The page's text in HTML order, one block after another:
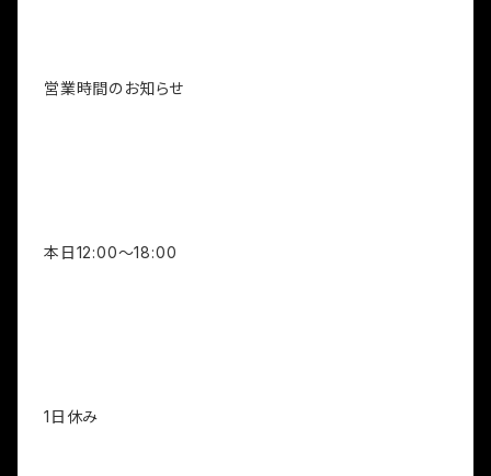
営業時間のお知らせ
本日12:00～18:00
1日休み